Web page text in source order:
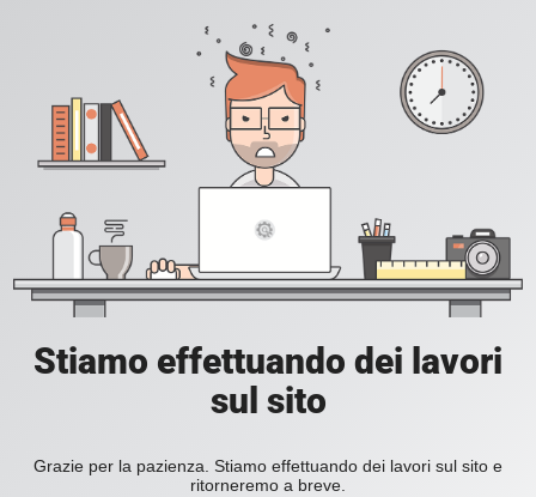
Stiamo effettuando dei lavori
sul sito
Grazie per la pazienza. Stiamo effettuando dei lavori sul sito e
ritorneremo a breve.